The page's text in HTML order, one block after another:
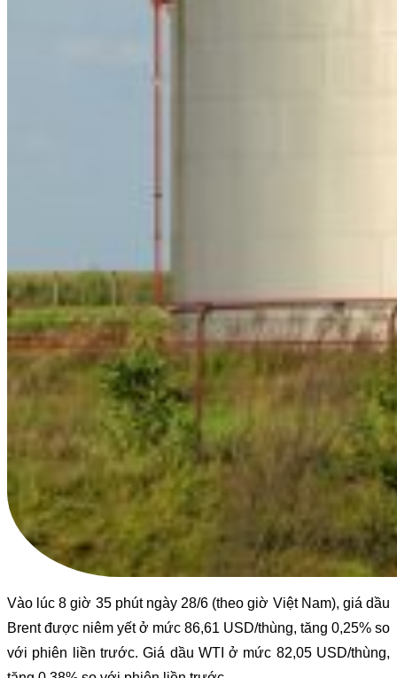
Vào lúc 8 giờ 35 phút ngày 28/6 (theo giờ Việt Nam), giá dầu
Brent được niêm yết ở mức 86,61 USD/thùng, tăng 0,25% so
với phiên liền trước. Giá dầu WTI ở mức 82,05 USD/thùng,